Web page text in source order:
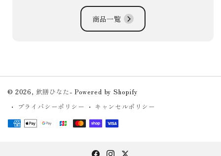
商品一覧
© 2026, 飲膳ひなた- Powered by Shopify
プライバシーポリシー
キャンセルポリシー
お